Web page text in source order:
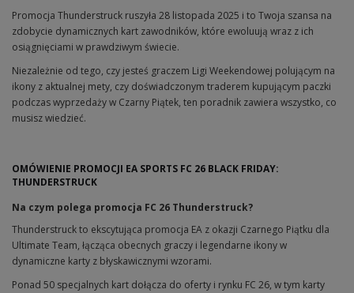
Promocja Thunderstruck ruszyła 28 listopada 2025 i to Twoja szansa na
zdobycie dynamicznych kart zawodników, które ewoluują wraz z ich
osiągnięciami w prawdziwym świecie.
Niezależnie od tego, czy jesteś graczem Ligi Weekendowej polującym na
ikony z aktualnej mety, czy doświadczonym traderem kupującym paczki
podczas wyprzedaży w Czarny Piątek, ten poradnik zawiera wszystko, co
musisz wiedzieć.
OMÓWIENIE PROMOCJI EA SPORTS FC 26 BLACK FRIDAY:
THUNDERSTRUCK
Na czym polega promocja FC 26 Thunderstruck?
Thunderstruck to ekscytująca promocja EA z okazji Czarnego Piątku dla
Ultimate Team, łącząca obecnych graczy i legendarne ikony w
dynamiczne karty z błyskawicznymi wzorami.
Ponad 50 specjalnych kart dołącza do oferty i rynku FC 26, w tym karty